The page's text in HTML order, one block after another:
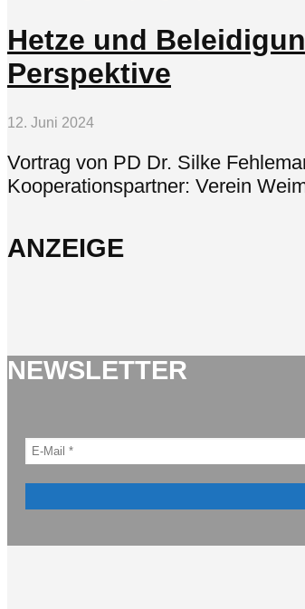
Hetze und
Perspektive
12. Juni 2024
Vortrag von PD Dr. Silke
Kooperationspartner: Verein
ANZEIGE
NEWSLETTER